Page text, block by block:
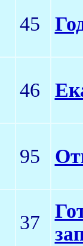
45
46
95
37